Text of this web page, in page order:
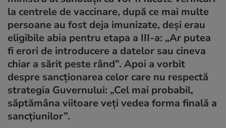
la centrele de vaccinare, după ce mai multe
persoane au fost deja imunizate, deși erau
eligibile abia pentru etapa a III-a: „Ar putea
fi erori de introducere a datelor sau cineva
chiar a sărit peste rând”. Apoi a vorbit
despre sancționarea celor care nu respectă
strategia Guvernului: „Cel mai probabil,
săptămâna viitoare veți vedea forma finală a
sancțiunilor”.